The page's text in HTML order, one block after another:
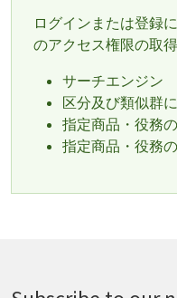
ログインまたは登録
のアクセス権限の取
サーチエンジン
区分及び類似群
指定商品・役務
指定商品・役務